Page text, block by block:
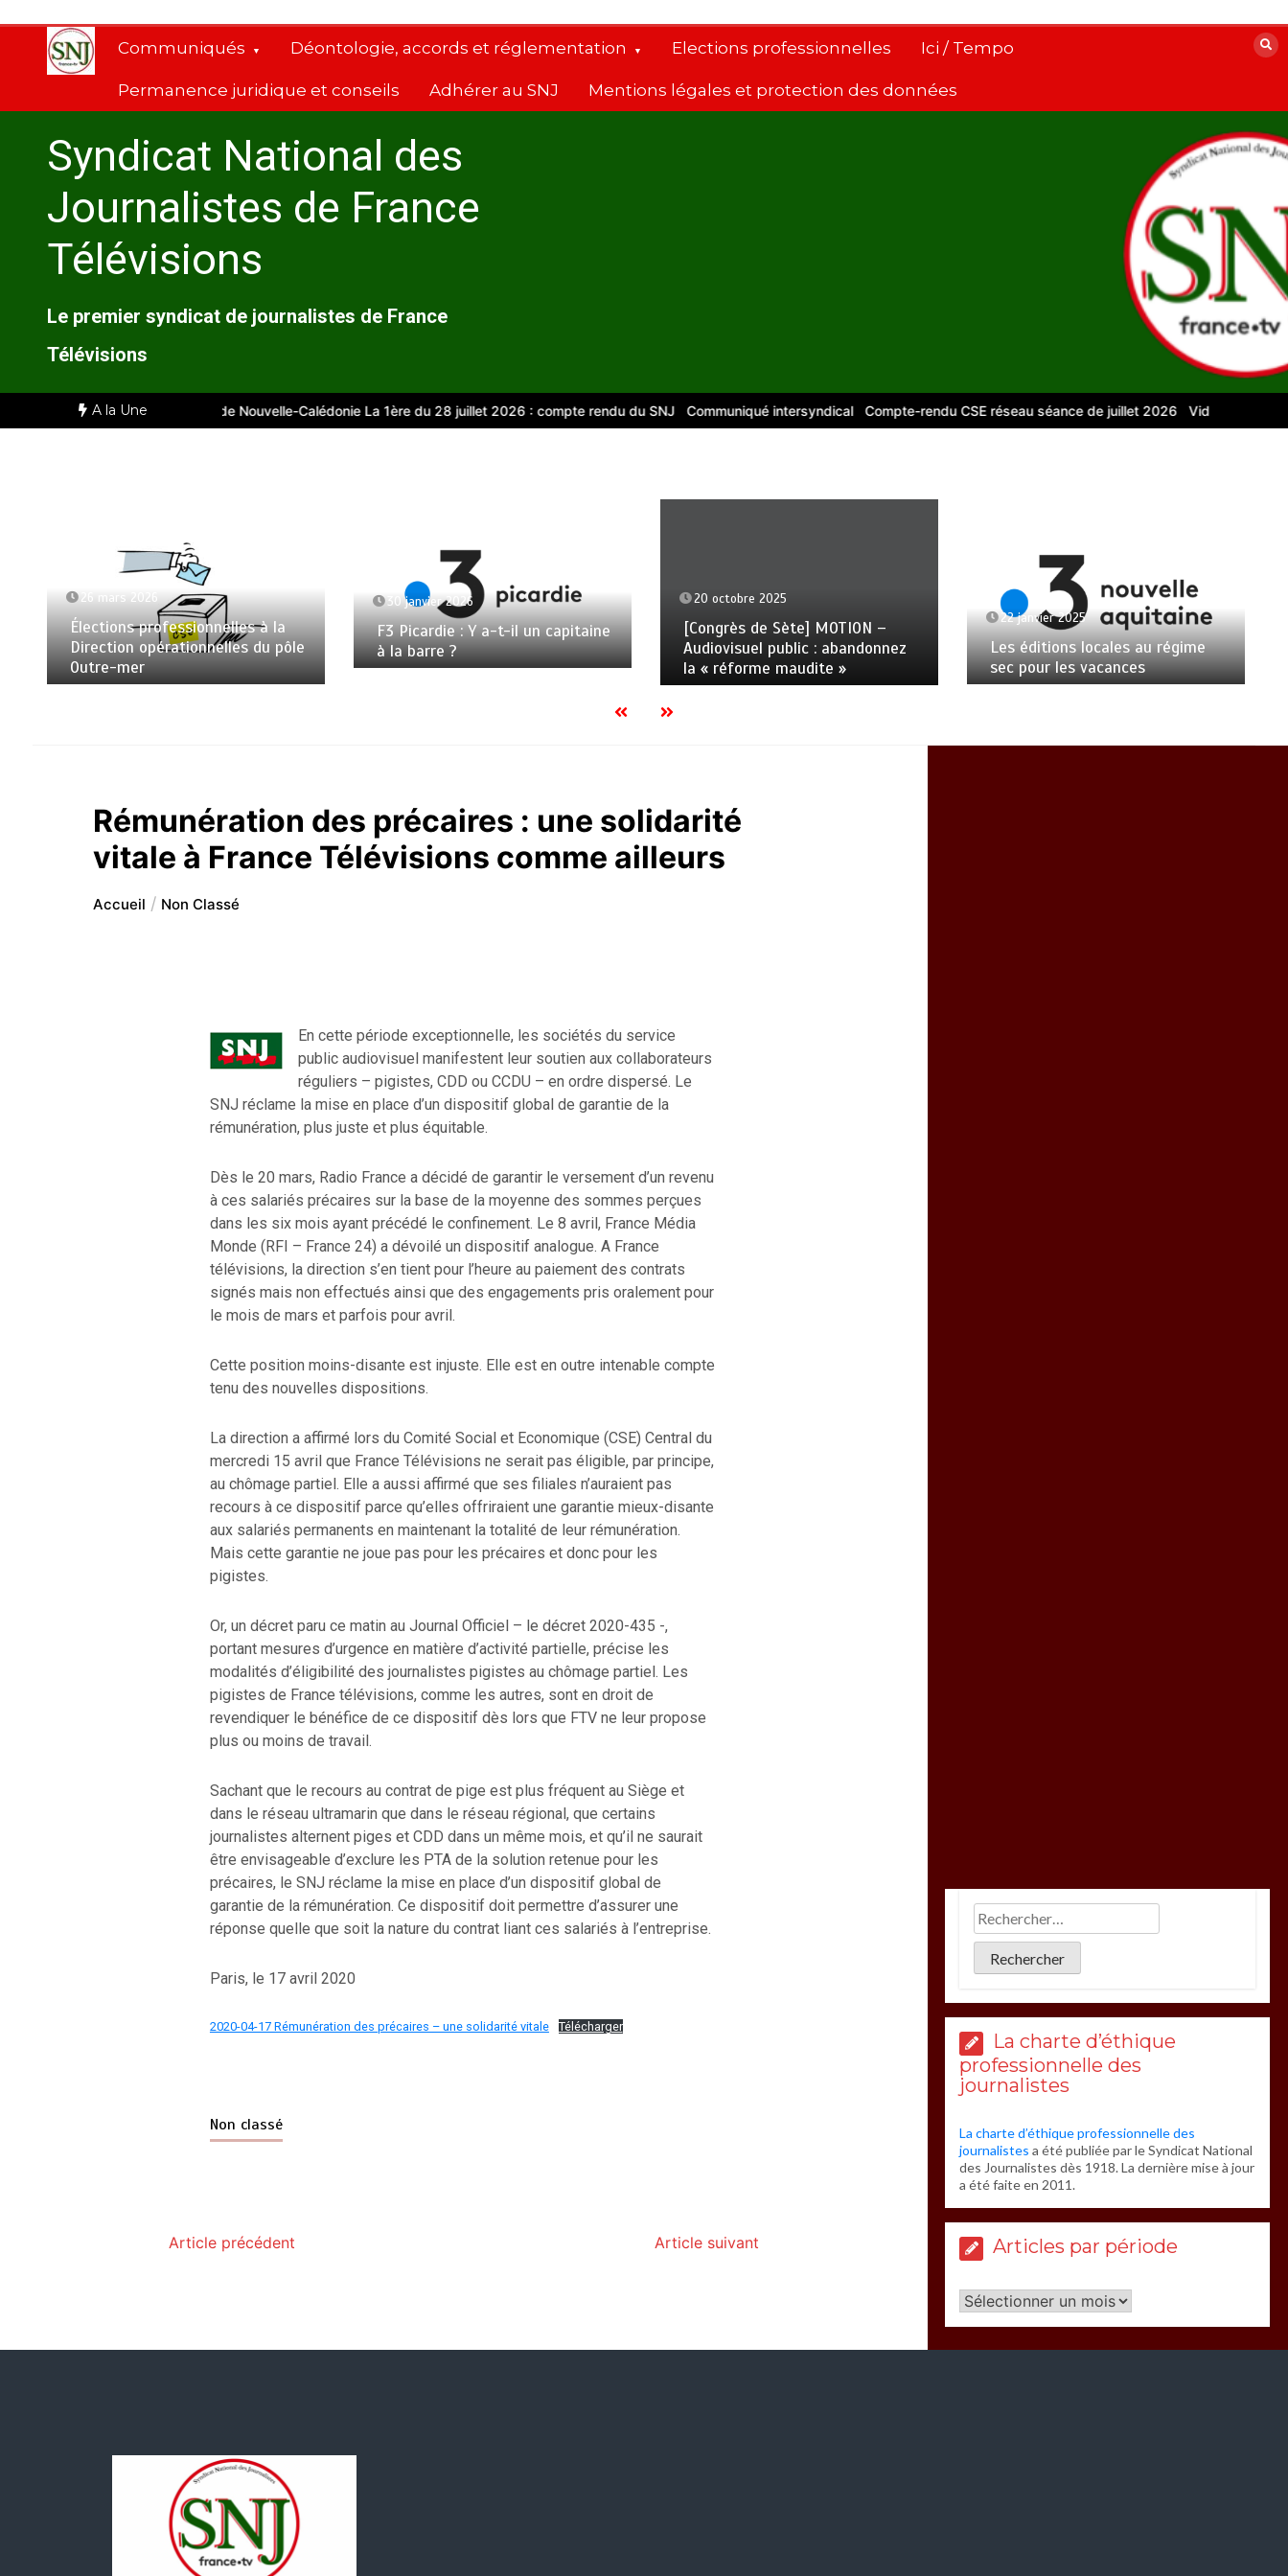
contenu
Communiqués Déontologie, accords et réglementation Elections professionnelles Ici / Tempo
Permanence juridique et conseils Adhérer au SNJ Mentions légales et protection des données
Syndicat National des
Journalistes de France
Télévisions
Le premier syndicat de journalistes de France
Télévisions
A la Une
Comité d’entreprise de Nouvelle-Calédonie La 1ère du 28 juillet 2026 : compte rendu du SNJ Communiqué intersyndical Compte-rendu CSE réseau séance de juillet 2026 Vidéos pour le
26 mars 2026
Élections professionnelles à la
Direction opérationnelles du pôle
Outre-mer
30 janvier 2026
F3 Picardie : Y a-t-il un capitaine
à la barre ?
20 octobre 2025
[Congrès de Sète] MOTION –
Audiovisuel public : abandonnez
la « réforme maudite »
22 janvier 2025
Les éditions locales au régime
sec pour les vacances
Rémunération des précaires : une solidarité
vitale à France Télévisions comme ailleurs
Accueil Non Classé
En cette période exceptionnelle, les sociétés du service
public audiovisuel manifestent leur soutien aux collaborateurs
réguliers – pigistes, CDD ou CCDU – en ordre dispersé. Le
SNJ réclame la mise en place d’un dispositif global de garantie de la
rémunération, plus juste et plus équitable.
Dès le 20 mars, Radio France a décidé de garantir le versement d’un revenu
à ces salariés précaires sur la base de la moyenne des sommes perçues
dans les six mois ayant précédé le confinement. Le 8 avril, France Média
Monde (RFI – France 24) a dévoilé un dispositif analogue. A France
télévisions, la direction s’en tient pour l’heure au paiement des contrats
signés mais non effectués ainsi que des engagements pris oralement pour
le mois de mars et parfois pour avril.
Cette position moins-disante est injuste. Elle est en outre intenable compte
tenu des nouvelles dispositions.
La direction a affirmé lors du Comité Social et Economique (CSE) Central du
mercredi 15 avril que France Télévisions ne serait pas éligible, par principe,
au chômage partiel. Elle a aussi affirmé que ses filiales n’auraient pas
recours à ce dispositif parce qu’elles offriraient une garantie mieux-disante
aux salariés permanents en maintenant la totalité de leur rémunération.
Mais cette garantie ne joue pas pour les précaires et donc pour les
pigistes.
Or, un décret paru ce matin au Journal Officiel – le décret 2020-435 -,
portant mesures d’urgence en matière d’activité partielle, précise les
modalités d’éligibilité des journalistes pigistes au chômage partiel. Les
pigistes de France télévisions, comme les autres, sont en droit de
revendiquer le bénéfice de ce dispositif dès lors que FTV ne leur propose
plus ou moins de travail.
Sachant que le recours au contrat de pige est plus fréquent au Siège et
dans le réseau ultramarin que dans le réseau régional, que certains
journalistes alternent piges et CDD dans un même mois, et qu’il ne saurait
être envisageable d’exclure les PTA de la solution retenue pour les
précaires, le SNJ réclame la mise en place d’un dispositif global de
garantie de la rémunération. Ce dispositif doit permettre d’assurer une
réponse quelle que soit la nature du contrat liant ces salariés à l’entreprise.
Paris, le 17 avril 2020
2020-04-17 Rémunération des précaires – une solidarité vitale Télécharger
Non classé
Article précédent Article suivant
La charte d’éthique
professionnelle des
journalistes
La charte d’éthique professionnelle des
journalistes a été publiée par le Syndicat National
des Journalistes dès 1918. La dernière mise à jour
a été faite en 2011.
Articles par période
Articles
par
période